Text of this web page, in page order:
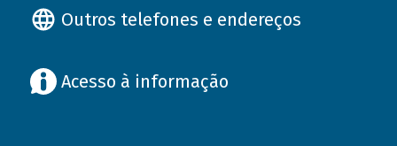
Outros telefones e endereços
Acesso à informação